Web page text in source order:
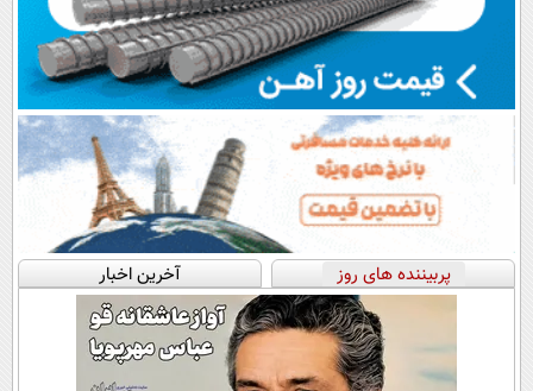
پربیننده های روز آخرین اخبار